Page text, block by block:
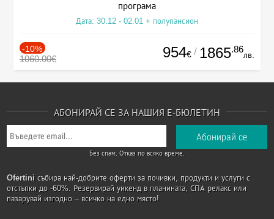
програма
Дата: 30.12 - 02.01 + полупансион
-10%
1060.00€ 954€ / 1865.86
лв.
АБОНИРАЙ СЕ ЗА НАШИЯ Е-БЮЛЕТИН
Без спам. Отказ по всяко време.
Ofertini събира най-добрите оферти за почивки, продукти и услуги с
отстъпки до -60%. Резервирай уикенд в планината, СПА релакс или
пазарувай изгодно – всичко на едно място!